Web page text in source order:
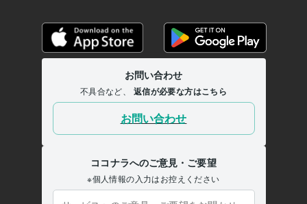
長野県 松本短期大学 2007年3月 ~ 2009年2月